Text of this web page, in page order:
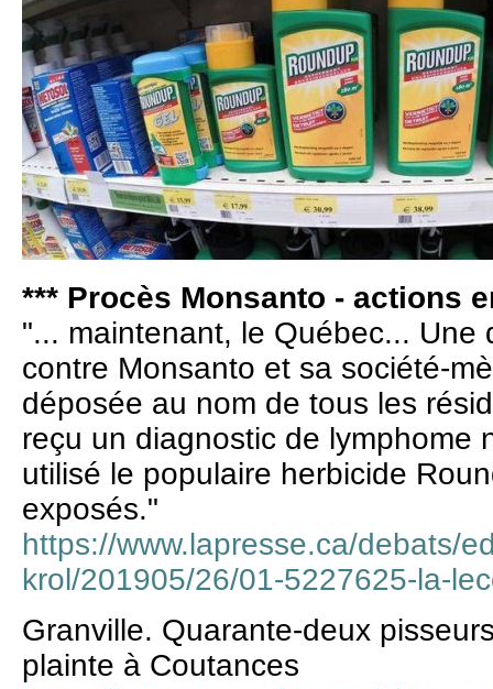
*** Procès Monsanto - actions
"... maintenant, le Québec... Une
contre Monsanto et sa société-
déposée au nom de tous les
reçu un diagnostic de lymphome
utilisé le populaire herbicide
exposés."
https://www.lapresse.ca/debats/
krol/201905/26/01-5227625-la-
Granville. Quarante-deux
plainte à Coutances